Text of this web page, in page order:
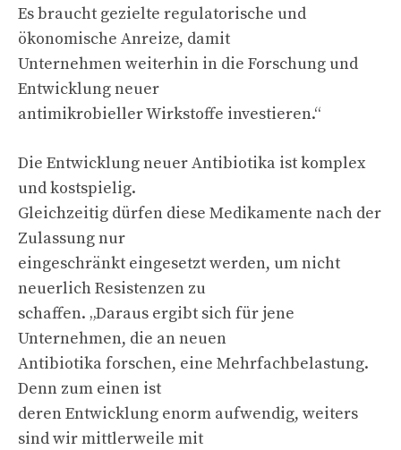
Es braucht gezielte regulatorische und
ökonomische Anreize, damit
Unternehmen weiterhin in die Forschung und
Entwicklung neuer
antimikrobieller Wirkstoffe investieren.“
Die Entwicklung neuer Antibiotika ist komplex
und kostspielig.
Gleichzeitig dürfen diese Medikamente nach der
Zulassung nur
eingeschränkt eingesetzt werden, um nicht
neuerlich Resistenzen zu
schaffen. „Daraus ergibt sich für jene
Unternehmen, die an neuen
Antibiotika forschen, eine Mehrfachbelastung.
Denn zum einen ist
deren Entwicklung enorm aufwendig, weiters
sind wir mittlerweile mit